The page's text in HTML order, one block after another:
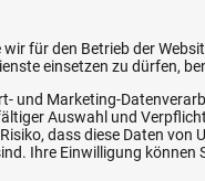
für den Betrieb der
einsetzen zu dürfen,
und Marketing-
Auswahl und
dass diese Daten
Ihre Einwilligung können